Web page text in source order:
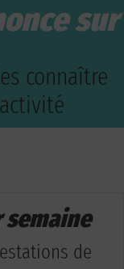
sur
connaître
semaine
de